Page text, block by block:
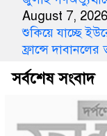
August 7, 2026
শুকিয়ে যাচ্ছে
ফ্রান্সে দাবানলের
সর্বশেষ সংবাদ